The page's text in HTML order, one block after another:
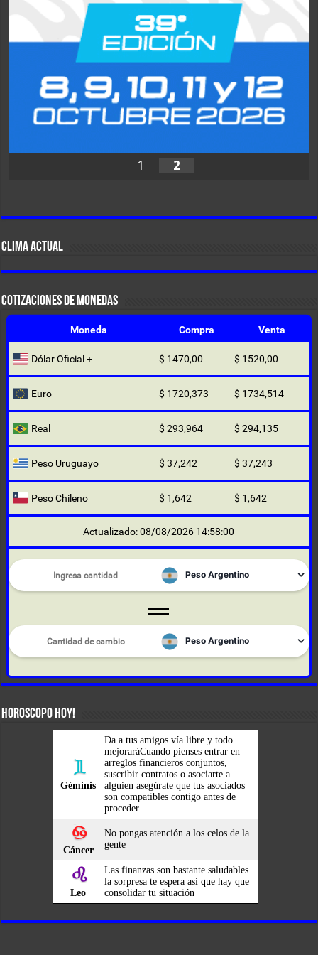
1 2
CLIMA ACTUAL
COTIZACIONES DE MONEDAS
Moneda Compra Venta
Dólar Oficial + $ 1470,00 $ 1520,00
Euro $ 1720,373 $ 1734,514
Real $ 293,964 $ 294,135
Peso Uruguayo $ 37,242 $ 37,243
Peso Chileno $ 1,642 $ 1,642
Actualizado: 08/08/2026 14:58:00
HOROSCOPO HOY!